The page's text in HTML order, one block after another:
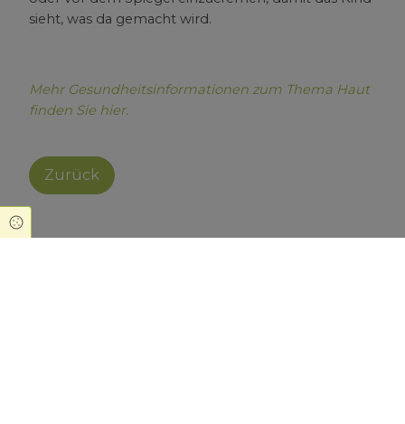
Zurück
sieht, was da gemacht wird.
Mehr Gesundheitsinformationen zum Thema Haut
finden Sie hier.